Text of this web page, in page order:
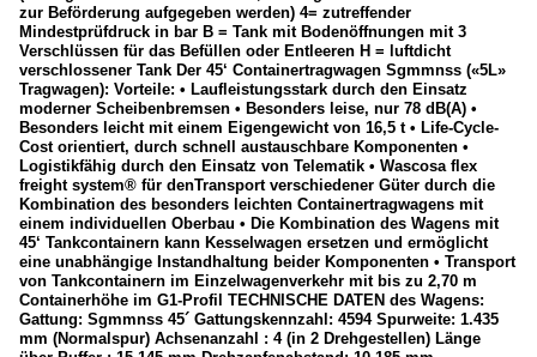
zur Beförderung aufgegeben werden) 4= zutreffender
Mindestprüfdruck in bar B = Tank mit Bodenöffnungen mit 3
Verschlüssen für das Befüllen oder Entleeren H = luftdicht
verschlossener Tank Der 45‘ Containertragwagen Sgmmnss («5L»
Tragwagen): Vorteile: • Laufleistungsstark durch den Einsatz
moderner Scheibenbremsen • Besonders leise, nur 78 dB(A) •
Besonders leicht mit einem Eigengewicht von 16,5 t • Life-Cycle-
Cost orientiert, durch schnell austauschbare Komponenten •
Logistikfähig durch den Einsatz von Telematik • Wascosa flex
freight system® für denTransport verschiedener Güter durch die
Kombination des besonders leichten Containertragwagens mit
einem individuellen Oberbau • Die Kombination des Wagens mit
45‘ Tankcontainern kann Kesselwagen ersetzen und ermöglicht
eine unabhängige Instandhaltung beider Komponenten • Transport
von Tankcontainern im Einzelwagenverkehr mit bis zu 2,70 m
Containerhöhe im G1-Profil TECHNISCHE DATEN des Wagens:
Gattung: Sgmmnss 45´ Gattungskennzahl: 4594 Spurweite: 1.435
mm (Normalspur) Achsenanzahl : 4 (in 2 Drehgestellen) Länge